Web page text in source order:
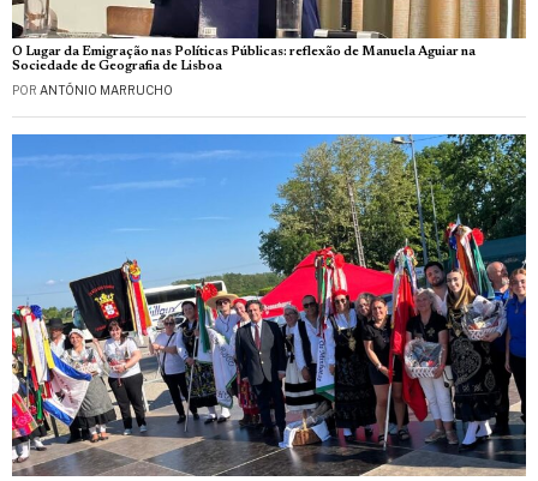
O Lugar da Emigração nas Políticas Públicas: reflexão de Manuela Aguiar na
Sociedade de Geografia de Lisboa
POR ANTÓNIO MARRUCHO